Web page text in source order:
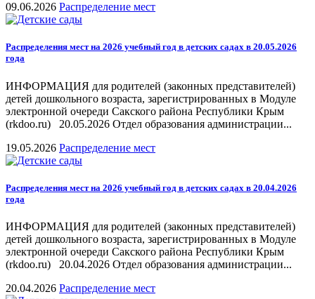
09.06.2026 Распределение мест
Распределения мест на 2026 учебный год в детских садах в 20.05.2026
года
ИНФОРМАЦИЯ для родителей (законных представителей)
детей дошкольного возраста, зарегистрированных в Модуле
электронной очереди Сакского района Республики Крым
(rkdoo.ru) 20.05.2026 Отдел образования администрации...
19.05.2026 Распределение мест
Распределения мест на 2026 учебный год в детских садах в 20.04.2026
года
ИНФОРМАЦИЯ для родителей (законных представителей)
детей дошкольного возраста, зарегистрированных в Модуле
электронной очереди Сакского района Республики Крым
(rkdoo.ru) 20.04.2026 Отдел образования администрации...
20.04.2026 Распределение мест